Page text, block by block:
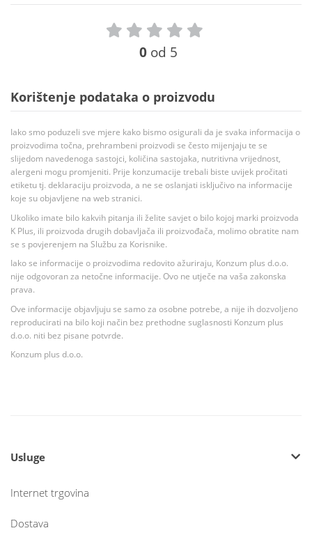
0 od 5
Korištenje podataka o proizvodu
Iako smo poduzeli sve mjere kako bismo osigurali da je svaka informacija o
proizvodima točna, prehrambeni proizvodi se često mijenjaju te se
slijedom navedenoga sastojci, količina sastojaka, nutritivna vrijednost,
alergeni mogu promjeniti. Prije konzumacije trebali biste uvijek pročitati
etiketu tj. deklaraciju proizvoda, a ne se oslanjati isključivo na informacije
koje su objavljene na web stranici.
Ukoliko imate bilo kakvih pitanja ili želite savjet o bilo kojoj marki proizvoda
K Plus, ili proizvoda drugih dobavljača ili proizvođača, molimo obratite nam
se s povjerenjem na Službu za Korisnike.
Iako se informacije o proizvodima redovito ažuriraju, Konzum plus d.o.o.
nije odgovoran za netočne informacije. Ovo ne utječe na vaša zakonska
prava.
Ove informacije objavljuju se samo za osobne potrebe, a nije ih dozvoljeno
reproducirati na bilo koji način bez prethodne suglasnosti Konzum plus
d.o.o. niti bez pisane potvrde.
Konzum plus d.o.o.
Usluge
Internet trgovina
Dostava